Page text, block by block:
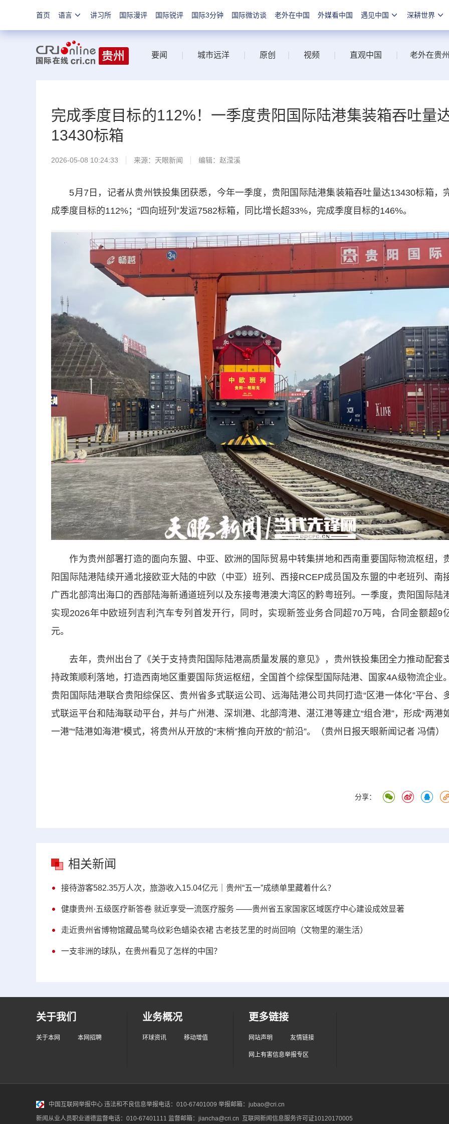
首页 语言 讲习所 国际漫评 国际锐评 国际3分钟 国际微访谈 老外在中国 外媒看中国 遇见中国 深耕世界
要闻 城市远洋 原创 视频 直观中国 老外在贵州
完成季度目标的112%！一季度贵阳国际陆港集装箱吞吐量
13430标箱
2026-05-08 10:24:33 来源： 天眼新闻 编辑：赵滢溪
5月7日，记者从贵州铁投集团获悉，今年一季度，贵阳国际陆港集装箱吞吐量达13430标箱，
成季度目标的112%；“四向班列”发运7582标箱，同比增长超33%，完成季度目标的146%。
作为贵州部署打造的面向东盟、中亚、欧洲的国际贸易中转集拼地和西南重要国际物流枢纽，
阳国际陆港陆续开通北接欧亚大陆的中欧（中亚）班列、西接RCEP成员国及东盟的中老班列、南
广西北部湾出海口的西部陆海新通道班列以及东接粤港澳大湾区的黔粤班列。一季度，贵阳国际陆
实现2026年中欧班列吉利汽车专列首发开行，同时，实现新签业务合同超70万吨，合同金额超9
元。
去年，贵州出台了《关于支持贵阳国际陆港高质量发展的意见》，贵州铁投集团全力推动配套
持政策顺利落地，打造西南地区重要国际货运枢纽，全国首个综保型国际陆港、国家4A级物流企业。
贵阳国际陆港联合贵阳综保区、贵州省多式联运公司、远海陆港公司共同打造“区港一体化”平台、
式联运平台和陆海联动平台，并与广州港、深圳港、北部湾港、湛江港等建立“组合港”，形成“两港
一港”“陆港如海港”模式，将贵州从开放的“末梢”推向开放的“前沿”。（贵州日报天眼新闻记者 冯倩）
分享：
相关新闻
接待游客582.35万人次，旅游收入15.04亿元｜贵州“五一”成绩单里藏着什么？
健康贵州·五级医疗新答卷 就近享受一流医疗服务 ——贵州省五家国家区域医疗中心建设成效显著
走近贵州省博物馆藏品鹭鸟纹彩色蜡染衣裙 古老技艺里的时尚回响（文物里的潮生活）
一支非洲的球队，在贵州看见了怎样的中国？
关于我们
关于本网 本网招聘
业务概况
环球资讯 移动增值
更多链接
网站声明 友情链接
网上有害信息举报专区
中国互联网举报中心 违法和不良信息举报电话：010-67401009 举报邮箱：jubao@cri.cn
新闻从业人员职业道德监督电话：010-67401111 监督邮箱：jiancha@cri.cn 互联网新闻信息服务许可证10120170005